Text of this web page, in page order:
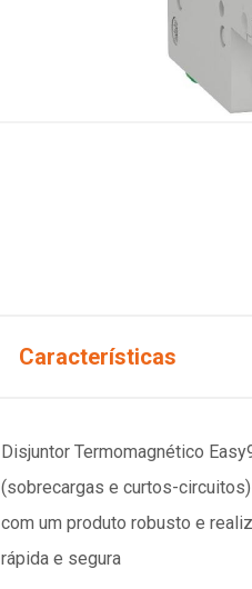
Características
Disjuntor Termomagnético
(sobrecargas e curtos-
com um produto robusto e
rápida e segura